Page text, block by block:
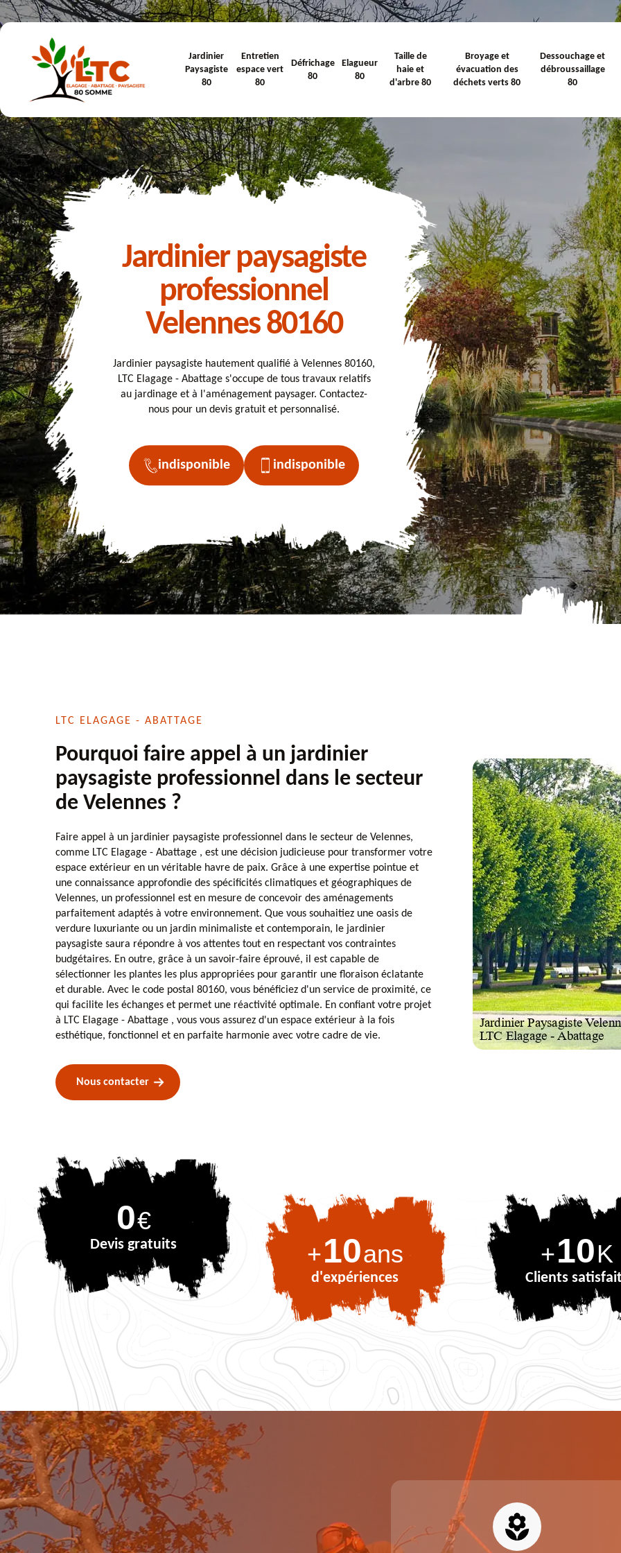
Jardinier
Paysagiste
80
Entretien
espace vert
80
Défrichage
80
Elagueur
80
Taille de
haie et
d'arbre 80
Broyage et
évacuation des
déchets verts 80
Dessouchage et
débroussaillage
80
Jardinier paysagiste
professionnel
Velennes 80160
Jardinier paysagiste hautement qualifié à Velennes 80160,
LTC Elagage - Abattage s'occupe de tous travaux relatifs
au jardinage et à l'aménagement paysager. Contactez-
nous pour un devis gratuit et personnalisé.
indisponible indisponible
LTC ELAGAGE - ABATTAGE
Pourquoi faire appel à un jardinier
paysagiste professionnel dans le secteur
de Velennes ?
Faire appel à un jardinier paysagiste professionnel dans le secteur de Velennes,
comme LTC Elagage - Abattage , est une décision judicieuse pour transformer votre
espace extérieur en un véritable havre de paix. Grâce à une expertise pointue et
une connaissance approfondie des spécificités climatiques et géographiques de
Velennes, un professionnel est en mesure de concevoir des aménagements
parfaitement adaptés à votre environnement. Que vous souhaitiez une oasis de
verdure luxuriante ou un jardin minimaliste et contemporain, le jardinier
paysagiste saura répondre à vos attentes tout en respectant vos contraintes
budgétaires. En outre, grâce à un savoir-faire éprouvé, il est capable de
sélectionner les plantes les plus appropriées pour garantir une floraison éclatante
et durable. Avec le code postal 80160, vous bénéficiez d'un service de proximité, ce
qui facilite les échanges et permet une réactivité optimale. En confiant votre projet
à LTC Elagage - Abattage , vous vous assurez d'un espace extérieur à la fois
esthétique, fonctionnel et en parfaite harmonie avec votre cadre de vie.
Nous contacter
0€
Devis gratuits +10ans
d'expériences
+10K
Clients